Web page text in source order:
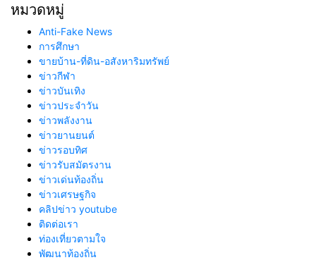
หมวดหมู่
Anti-Fake News
การศึกษา
ขายบ้าน-ที่ดิน-อสังหาริมทรัพย์
ข่าวกีฬา
ข่าวบันเทิง
ข่าวประจำวัน
ข่าวพลังงาน
ข่าวยานยนต์
ข่าวรอบทิศ
ข่าวรับสมัตรงาน
ข่าวเด่นท้องถิ่น
ข่าวเศรษฐกิจ
คลิปข่าว youtube
ติดต่อเรา
ท่องเที่ยวตามใจ
พัฒนาท้องถิ่น